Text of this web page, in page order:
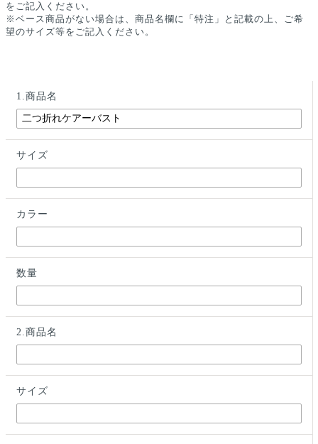
をご記入ください。
※ベース商品がない場合は、商品名欄に「特注」と記載の上、ご希
望のサイズ等をご記入ください。
1.商品名
サイズ
カラー
数量
2.商品名
サイズ